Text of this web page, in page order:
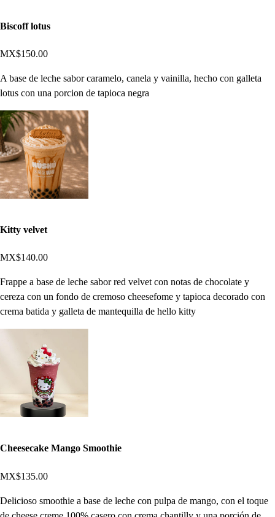
Biscoff lotus
MX$150.00
A base de leche sabor caramelo, canela y vainilla, hecho con galleta
lotus con una porcion de tapioca negra
Kitty velvet
MX$140.00
Frappe a base de leche sabor red velvet con notas de chocolate y
cereza con un fondo de cremoso cheesefome y tapioca decorado con
crema batida y galleta de mantequilla de hello kitty
Cheesecake Mango Smoothie
MX$135.00
Delicioso smoothie a base de leche con pulpa de mango, con el toque